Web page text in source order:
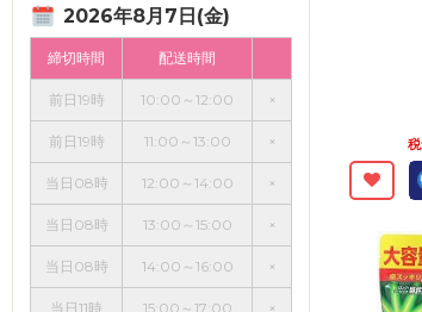
2026年8月7日(金)
締切時間 配送時間
前日19時 10:00～12:00 ×
前日19時 11:00～13:00 ×
当日08時 12:00～14:00 ×
当日08時 13:00～15:00 ×
当日08時 14:00～16:00 ×
当日11時 15:00～17:00 ×